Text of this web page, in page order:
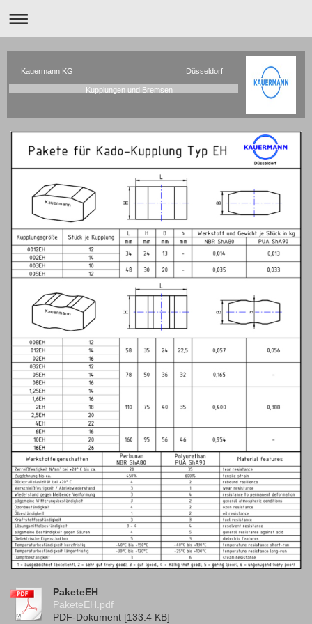
Kauermann KG Düsseldorf
Kupplungen und Bremsen
PaketeEH
PaketeEH.pdf
PDF-Dokument [133.4 KB]